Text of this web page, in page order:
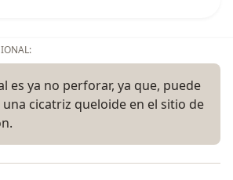
es ya no perforar, ya que, puede
cicatriz queloide en el sitio de